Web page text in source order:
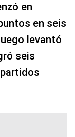
en
en seis
levantó
seis